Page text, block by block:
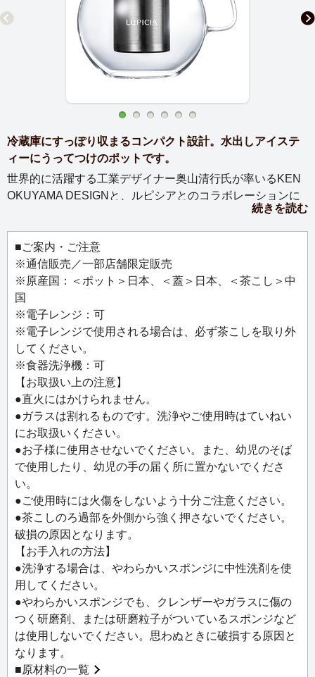
冷蔵庫にすっぽり収まるコンパクト設計。水出しアイステ
ィーにうってつけのポットです。
世界的に活躍する工業デザイナー奥山清行氏が率いるKEN
OKUYAMA DESIGNと、ルピシアとのコラボレーションに
よる「アイスティーをおいしく楽しむ」ティーポットで
す。
イタリア語の「TIPO（ティーポ）」は、英語の
「STYLE」、日本語の「型」を意味する言葉。「自分らし
いスタイルでお茶の時間を楽しむ」コンセプトから、
「TEA」＋「TIPO」＋「POT」の組み合わせで生まれまし
た。
＜特徴＞
●冷蔵庫にすっぽり収まるコンパクト。「MARU」は棚を外
すことなく収納。
●耐熱ガラスブランド「HARIO」製なので、ホットでもア
イスでも安心してお使いいただけます。
●繊細な目の茶こしは、緑茶やルイボスティーなど細かな茶
葉にも使用できます。
●パーツの少ないシンプルな構造で、分解やお手入れも簡
単。
＜KEN OKUYAMA DESIGN＞
エンツォ・フェラーリなどを手掛けた世界的工業デザイナ
ー、奥山清行氏が率いる「KEN OKUYAMA DESIGN」。
「モダン・シンプル・タイムレス」を理念に、自動車や新
幹線、インテリア、伝統工芸品に至るまで、幅広い分野で
革新的なデザインを発信しています。
奥山清行：1959年山形市生まれ。世界的に活躍する工業デ
ザイナー。ピニンファリーナ社のデザインディレクターと
して「イタリア人以外で初めてフェラーリをデザインした
続きを読む
■ご案内・ご注意
※通信販売／一部店舗限定販売
※原産国：＜ポット＞日本、＜蓋＞日本、＜茶こし＞中
国
※電子レンジ：可
※電子レンジで使用される場合は、必ず茶こしを取り外
してください。
※食器洗浄機：可
【お取扱い上の注意】
●直火にはかけられません。
●ガラスは割れるものです。洗浄やご使用時はていねい
にお取扱いください。
●お子様に使用させないでください。また、幼児のそば
で使用したり、幼児の手の届く所に置かないでくださ
い。
●ご使用時には火傷をしないよう十分ご注意ください。
●茶こしのろ過部を外側から強く押さないでください。
破損の原因となります。
【お手入れの方法】
●洗浄する場合は、やわらかいスポンジに中性洗剤を使
用してください。
●やわらかいスポンジでも、クレンザーやガラスに傷の
つく研磨剤、または研磨粒子がついているスポンジなど
は使用しないでください。思わぬときに破損する原因と
なります。
■原材料の一覧